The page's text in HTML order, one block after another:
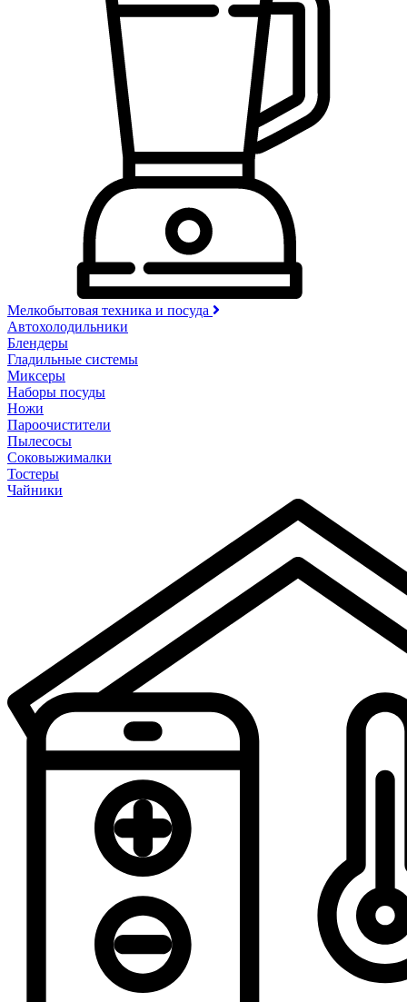
Мелкобытовая техника и посуда
Автохолодильники
Блендеры
Гладильные системы
Миксеры
Наборы посуды
Ножи
Пароочистители
Пылесосы
Соковыжималки
Тостеры
Чайники